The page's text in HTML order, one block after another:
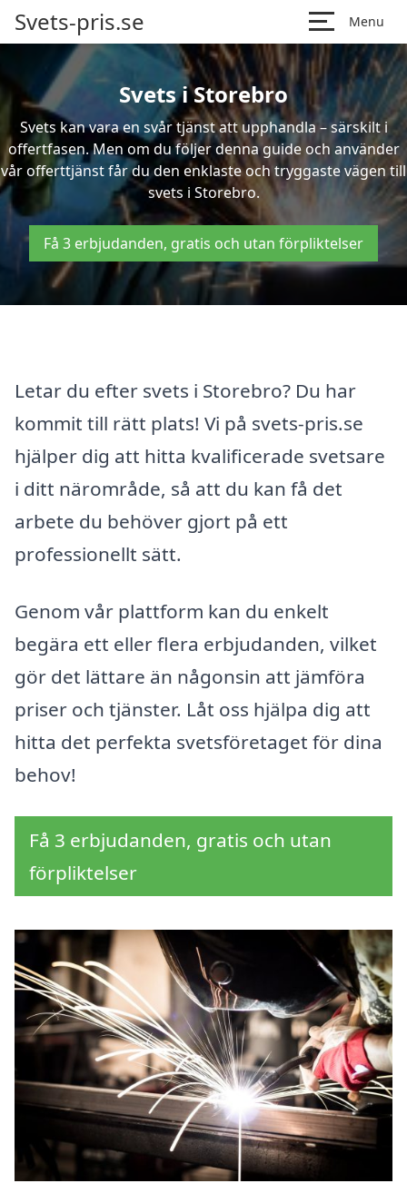
Svets-pris.se Menu
Svets i Storebro
Svets kan vara en svår tjänst att upphandla – särskilt i
offertfasen. Men om du följer denna guide och använder
vår offerttjänst får du den enklaste och tryggaste vägen till
svets i Storebro.
Få 3 erbjudanden, gratis och utan förpliktelser
Letar du efter svets i Storebro? Du har
kommit till rätt plats! Vi på svets-pris.se
hjälper dig att hitta kvalificerade svetsare
i ditt närområde, så att du kan få det
arbete du behöver gjort på ett
professionellt sätt.
Genom vår plattform kan du enkelt
begära ett eller flera erbjudanden, vilket
gör det lättare än någonsin att jämföra
priser och tjänster. Låt oss hjälpa dig att
hitta det perfekta svetsföretaget för dina
behov!
Få 3 erbjudanden, gratis och utan
förpliktelser